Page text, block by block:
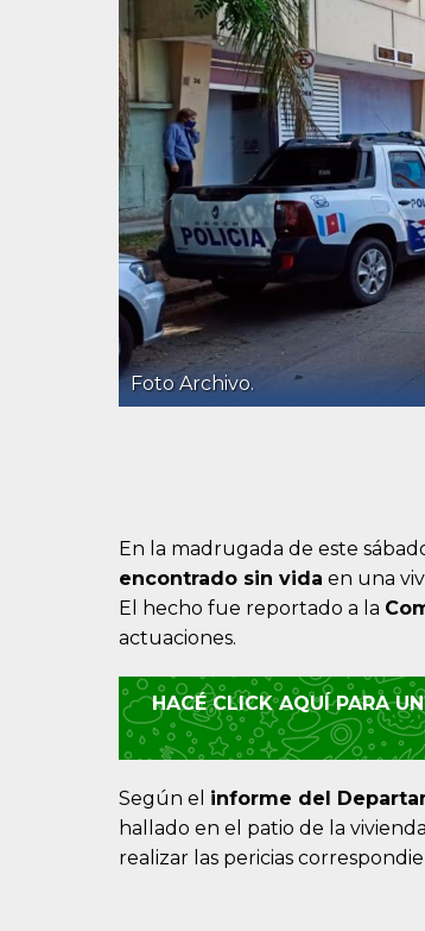
Foto Archivo.
En la madrugada de este
encontrado sin vida en una
El hecho fue reportado a la
actuaciones.
HACÉ CLICK AQUÍ PARA
Según el informe del
hallado en el patio de la
realizar las pericias